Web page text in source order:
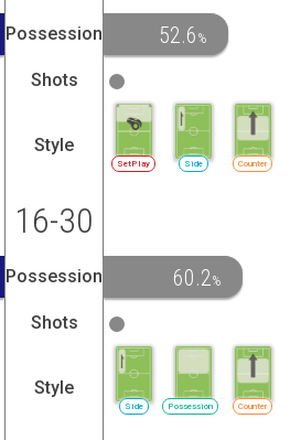
Possession 52.6 %
Shots
Style
SetPlay Side Counter
16-30
Possession 60.2%
Shots
Style
Side Possession Counter